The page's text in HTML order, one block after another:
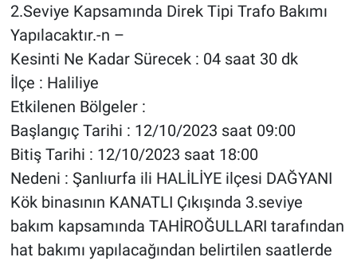
2.Seviye Kapsamında Direk Tipi Trafo Bakımı
Yapılacaktır.-n –
Kesinti Ne Kadar Sürecek : 04 saat 30 dk
İlçe : Haliliye
Etkilenen Bölgeler :
Başlangıç Tarihi : 12/10/2023 saat 09:00
Bitiş Tarihi : 12/10/2023 saat 18:00
Nedeni : Şanlıurfa ili HALİLİYE ilçesi DAĞYANI
Kök binasının KANATLI Çıkışında 3.seviye
bakım kapsamında TAHİROĞULLARI tarafından
hat bakımı yapılacağından belirtilen saatlerde